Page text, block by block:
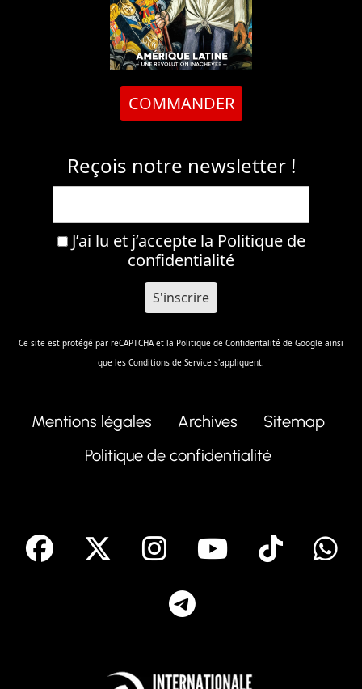
COMMANDER
Reçois notre newsletter !
J’ai lu et j’accepte la Politique de
confidentialité
Ce site est protégé par reCAPTCHA et la Politique de Confidentalité de Google ainsi
que les Conditions de Service s'appliquent.
Mentions légales Archives
Sitemap
Politique de confidentialité
facebook Instagram
Youtube
Tik